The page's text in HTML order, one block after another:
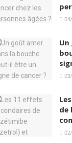
Un
de